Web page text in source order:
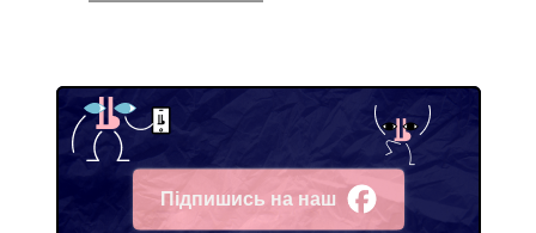
Підпишись на наш
Facebook